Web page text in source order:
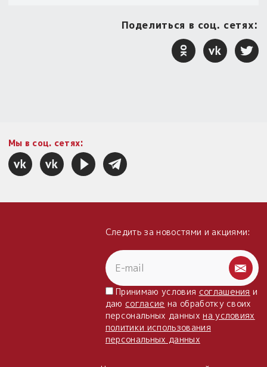
Поделиться в соц. сетях:
Мы в соц. сетях:
Следить за новостями и акциями:
Принимаю условия соглашения и
даю согласие на обработку своих
персональных данныхна условиях
политики использования
персональных данных